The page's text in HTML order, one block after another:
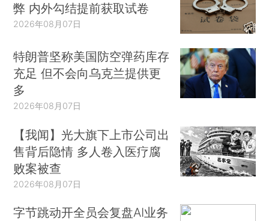
弊 内外勾结提前获取试卷
2026年08月07日
特朗普坚称美国防空弹药库存
充足 但不会向乌克兰提供更
多
2026年08月07日
【我闻】光大旗下上市公司出
售背后隐情 多人卷入医疗腐
败案被查
2026年08月07日
字节跳动开全员会复盘AI业务